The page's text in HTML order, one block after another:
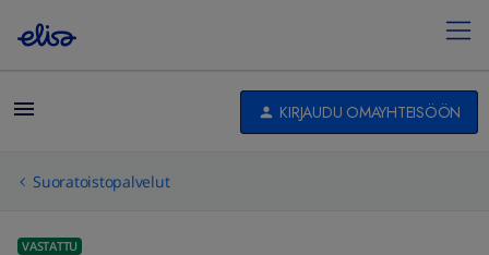
KIRJAUDU OMAYHTEISÖÖN
Suoratoistopalvelut
VASTATTU